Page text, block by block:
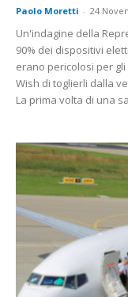
Paolo Moretti - 24
Un'indagine della
90% dei dispositivi
erano pericolosi per
Wish di toglierli dalla
La prima volta di una